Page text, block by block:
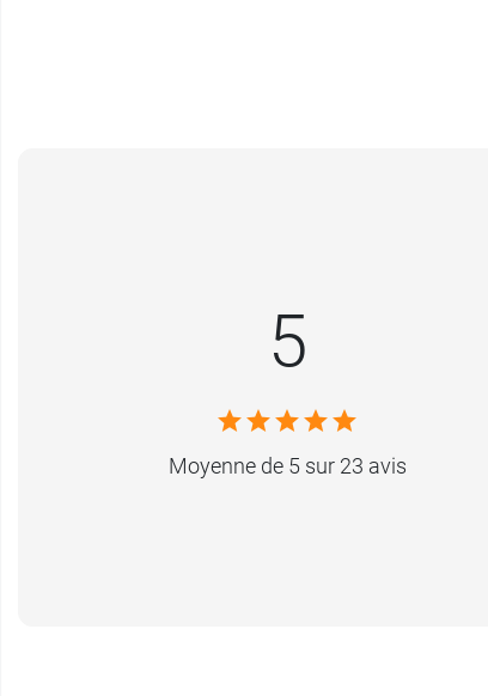
: Tube de 15 g ou
5
Moyenne de 5 sur 23 avis